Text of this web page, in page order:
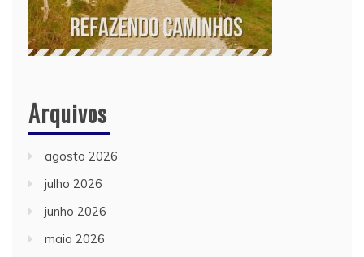
Arquivos
agosto 2026
julho 2026
junho 2026
maio 2026